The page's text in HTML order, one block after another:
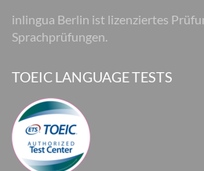
inlingua Berlin ist lizenziertes
Sprachprüfungen.
TOEIC LANGUAGE TESTS